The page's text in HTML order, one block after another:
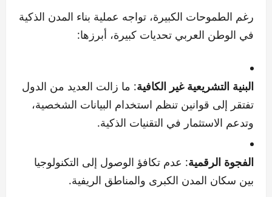
رغم الطموحات الكبيرة، تواجه عملية بناء المدن الذكية
في الوطن العربي تحديات كبيرة، أبرزها:
البنية التشريعية غير الكافية: ما زالت العديد من الدول
تفتقر إلى قوانين تنظم استخدام البيانات الشخصية،
وتدعم الاستثمار في التقنيات الذكية.
الفجوة الرقمية: عدم تكافؤ الوصول إلى التكنولوجيا
بين سكان المدن الكبرى والمناطق الريفية.